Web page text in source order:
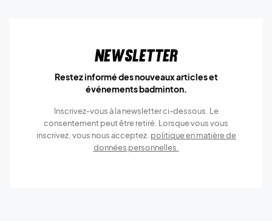
Newsletter
Restez informé des nouveaux articles et
événements badminton.
Inscrivez-vous à la newsletter ci-dessous. Le
consentement peut être retiré. Lorsque vous vous
inscrivez, vous nous acceptez. politique en matière de
données personnelles.